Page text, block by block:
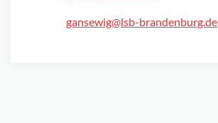
gansewig@lsb-brandenburg.de